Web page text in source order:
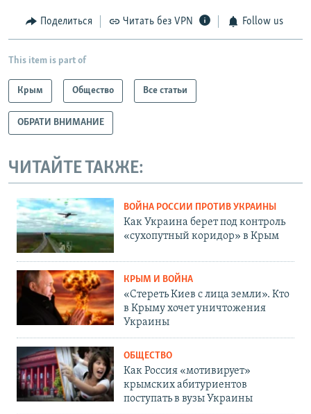
Поделиться Читать без VPN Follow us
This item is part of
Крым Общество Все статьи
ОБРАТИ ВНИМАНИЕ
ЧИТАЙТЕ ТАКЖЕ:
ВОЙНА РОССИИ ПРОТИВ УКРАИНЫ
Как Украина берет под контроль
«сухопутный коридор» в Крым
КРЫМ И ВОЙНА
«Стереть Киев с лица земли». Кто
в Крыму хочет уничтожения
Украины
ОБЩЕСТВО
Как Россия «мотивирует»
крымских абитуриентов
поступать в вузы Украины